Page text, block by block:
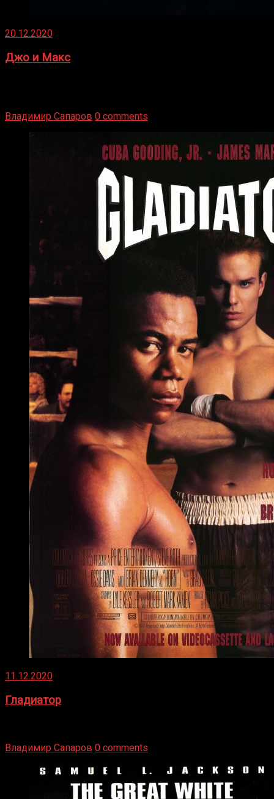
20.12.2020
Джо и Макс
Владимир Сапаров 0 comments
11.12.2020
Гладиатор
Владимир Сапаров 0 comments